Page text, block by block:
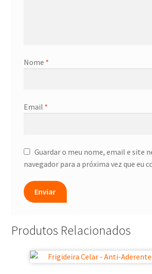
Nome *
Email *
Guardar o meu nome, email e site
navegador para a próxima vez que eu
Produtos Relacionados